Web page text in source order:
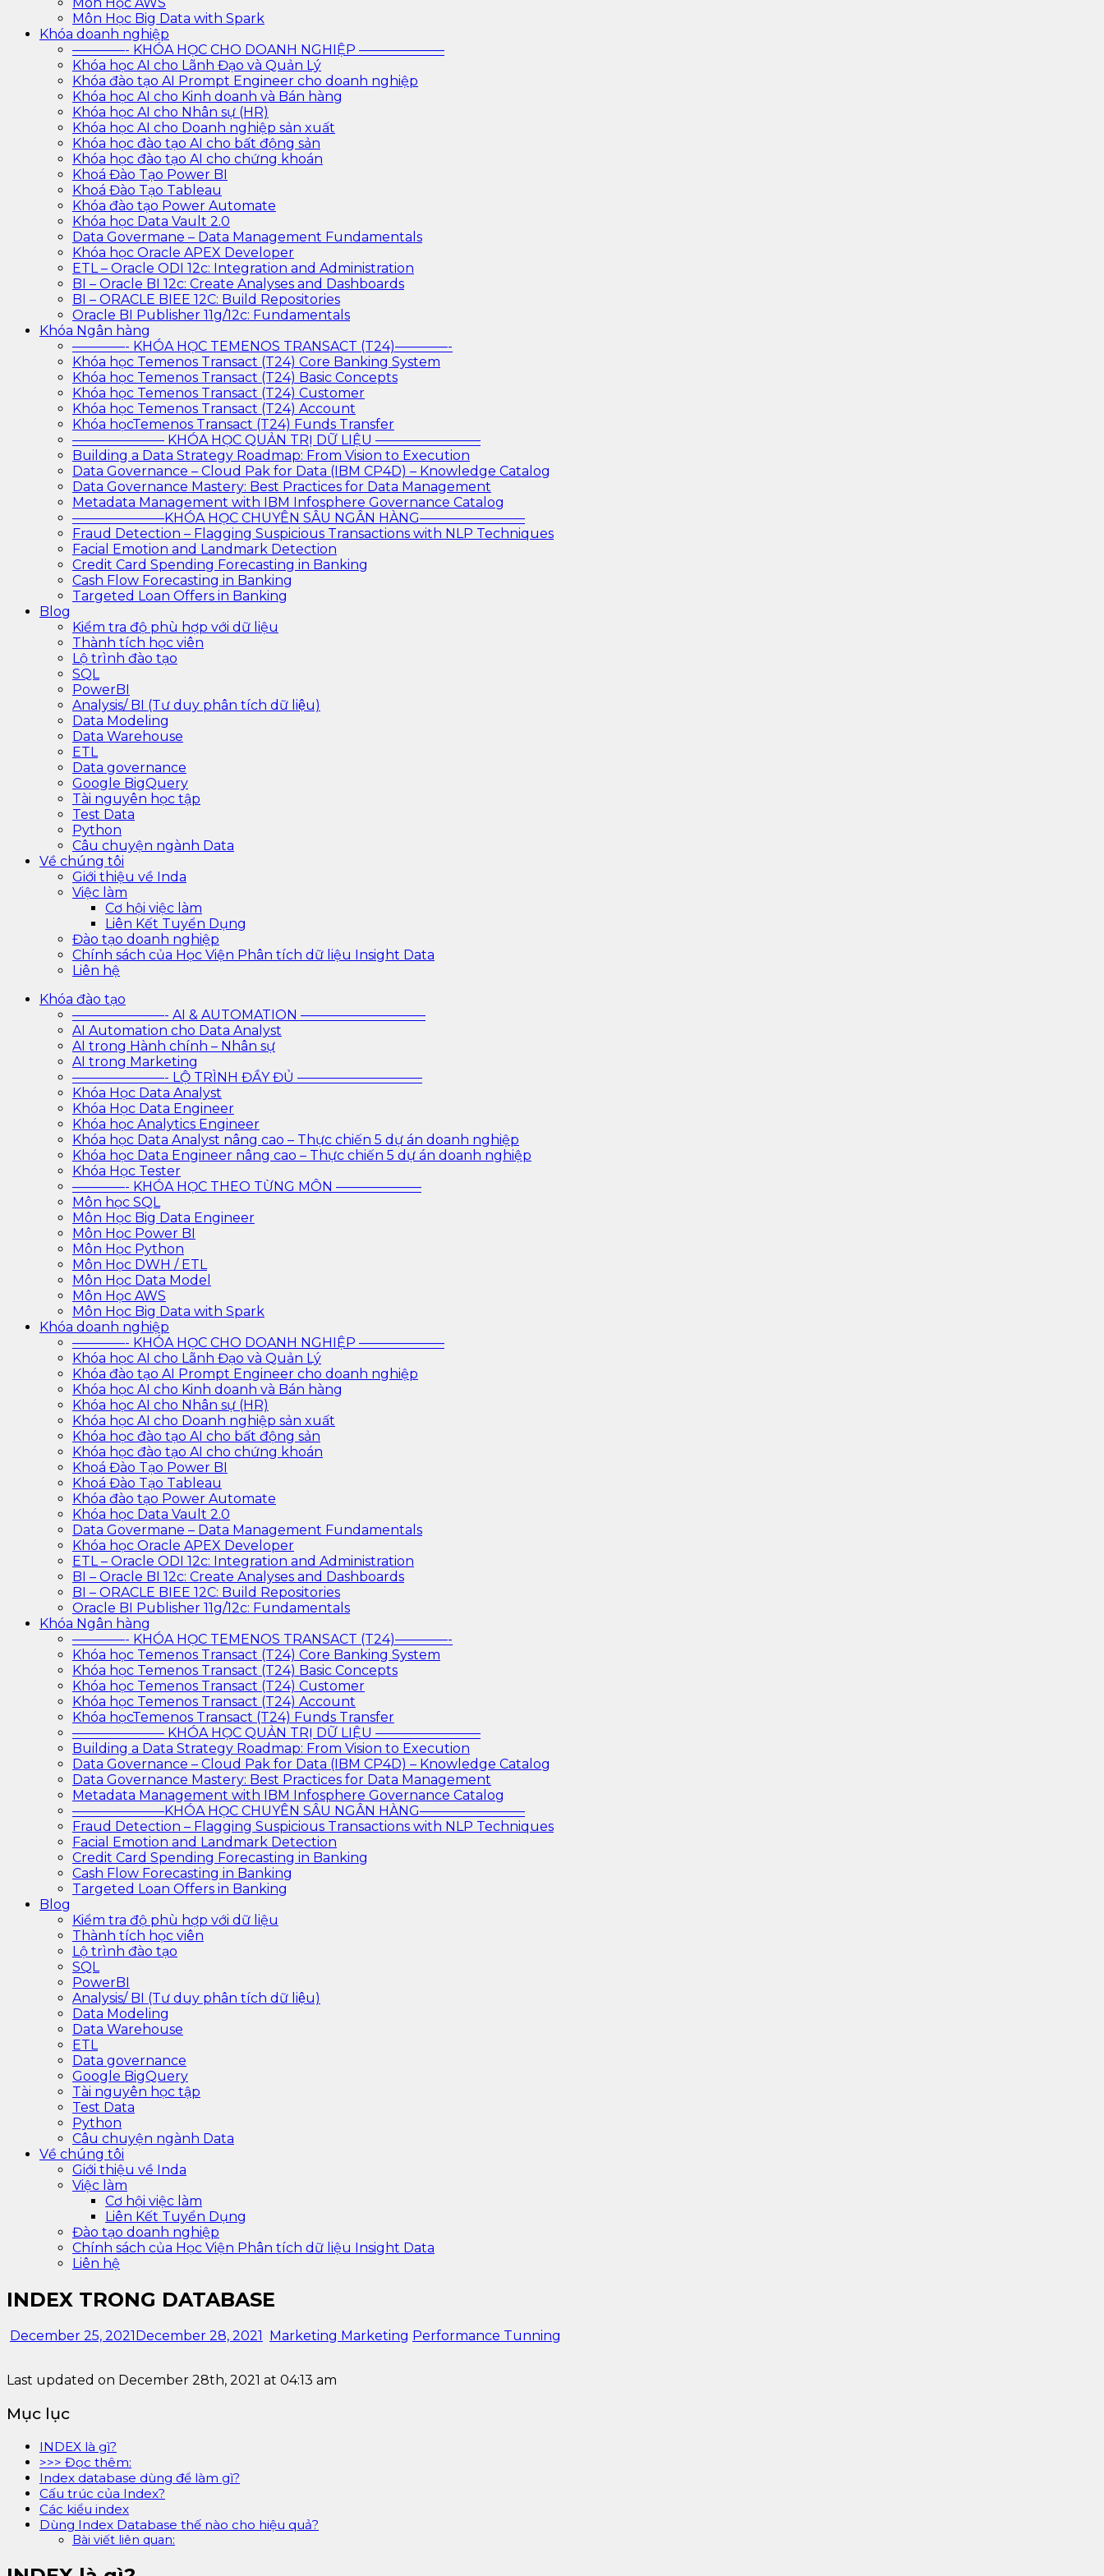
Môn Học Big Data with Spark
Khóa doanh nghiệp
————- KHÓA HỌC CHO DOANH NGHIỆP ——————–
Khóa học AI cho Lãnh Đạo và Quản Lý
Khóa đào tạo AI Prompt Engineer cho doanh nghiệp
Khóa học AI cho Kinh doanh và Bán hàng
Khóa học AI cho Nhân sự (HR)
Khóa học AI cho Doanh nghiệp sản xuất
Khóa học đào tạo AI cho bất động sản
Khóa học đào tạo AI cho chứng khoán
Khoá Đào Tạo Power BI
Khoá Đào Tạo Tableau
Khóa đào tạo Power Automate
Khóa học Data Vault 2.0
Data Govermane – Data Management Fundamentals
Khóa học Oracle APEX Developer
ETL – Oracle ODI 12c: Integration and Administration
BI – Oracle BI 12c: Create Analyses and Dashboards
BI – ORACLE BIEE 12C: Build Repositories
Oracle BI Publisher 11g/12c: Fundamentals
Khóa Ngân hàng
————- KHÓA HỌC TEMENOS TRANSACT (T24)————-
Khóa học Temenos Transact (T24) Core Banking System
Khóa học Temenos Transact (T24) Basic Concepts
Khóa học Temenos Transact (T24) Customer
Khóa học Temenos Transact (T24) Account
Khóa họcTemenos Transact (T24) Funds Transfer
——————— KHÓA HỌC QUẢN TRỊ DỮ LIỆU ————————
Building a Data Strategy Roadmap: From Vision to Execution
Data Governance – Cloud Pak for Data (IBM CP4D) – Knowledge Catalog
Data Governance Mastery: Best Practices for Data Management
Metadata Management with IBM Infosphere Governance Catalog
———————KHÓA HỌC CHUYÊN SÂU NGÂN HÀNG————————
Fraud Detection – Flagging Suspicious Transactions with NLP Techniques
Facial Emotion and Landmark Detection
Credit Card Spending Forecasting in Banking
Cash Flow Forecasting in Banking
Targeted Loan Offers in Banking
Blog
Kiểm tra độ phù hợp với dữ liệu
Thành tích học viên
Lộ trình đào tạo
SQL
PowerBI
Analysis/ BI (Tư duy phân tích dữ liệu)
Data Modeling
Data Warehouse
ETL
Data governance
Google BigQuery
Tài nguyên học tập
Test Data
Python
Câu chuyện ngành Data
Về chúng tôi
Giới thiệu về Inda
Việc làm
Cơ hội việc làm
Liên Kết Tuyển Dụng
Đào tạo doanh nghiệp
Chính sách của Học Viện Phân tích dữ liệu Insight Data
Liên hệ
Khóa đào tạo
———————- AI & AUTOMATION —————————–
AI Automation cho Data Analyst
AI trong Hành chính – Nhân sự
AI trong Marketing
———————- LỘ TRÌNH ĐẦY ĐỦ —————————–
Khóa Học Data Analyst
Khóa Học Data Engineer
Khóa học Analytics Engineer
Khóa học Data Analyst nâng cao – Thực chiến 5 dự án doanh nghiệp
Khóa học Data Engineer nâng cao – Thực chiến 5 dự án doanh nghiệp
Khóa Học Tester
————- KHÓA HỌC THEO TỪNG MÔN ——————–
Môn học SQL
Môn Học Big Data Engineer
Môn Học Power BI
Môn Học Python
Môn Học DWH / ETL
Môn Học Data Model
Môn Học AWS
Môn Học Big Data with Spark
Khóa doanh nghiệp
————- KHÓA HỌC CHO DOANH NGHIỆP ——————–
Khóa học AI cho Lãnh Đạo và Quản Lý
Khóa đào tạo AI Prompt Engineer cho doanh nghiệp
Khóa học AI cho Kinh doanh và Bán hàng
Khóa học AI cho Nhân sự (HR)
Khóa học AI cho Doanh nghiệp sản xuất
Khóa học đào tạo AI cho bất động sản
Khóa học đào tạo AI cho chứng khoán
Khoá Đào Tạo Power BI
Khoá Đào Tạo Tableau
Khóa đào tạo Power Automate
Khóa học Data Vault 2.0
Data Govermane – Data Management Fundamentals
Khóa học Oracle APEX Developer
ETL – Oracle ODI 12c: Integration and Administration
BI – Oracle BI 12c: Create Analyses and Dashboards
BI – ORACLE BIEE 12C: Build Repositories
Oracle BI Publisher 11g/12c: Fundamentals
Khóa Ngân hàng
————- KHÓA HỌC TEMENOS TRANSACT (T24)————-
Khóa học Temenos Transact (T24) Core Banking System
Khóa học Temenos Transact (T24) Basic Concepts
Khóa học Temenos Transact (T24) Customer
Khóa học Temenos Transact (T24) Account
Khóa họcTemenos Transact (T24) Funds Transfer
——————— KHÓA HỌC QUẢN TRỊ DỮ LIỆU ————————
Building a Data Strategy Roadmap: From Vision to Execution
Data Governance – Cloud Pak for Data (IBM CP4D) – Knowledge Catalog
Data Governance Mastery: Best Practices for Data Management
Metadata Management with IBM Infosphere Governance Catalog
———————KHÓA HỌC CHUYÊN SÂU NGÂN HÀNG————————
Fraud Detection – Flagging Suspicious Transactions with NLP Techniques
Facial Emotion and Landmark Detection
Credit Card Spending Forecasting in Banking
Cash Flow Forecasting in Banking
Targeted Loan Offers in Banking
Blog
Kiểm tra độ phù hợp với dữ liệu
Thành tích học viên
Lộ trình đào tạo
SQL
PowerBI
Analysis/ BI (Tư duy phân tích dữ liệu)
Data Modeling
Data Warehouse
ETL
Data governance
Google BigQuery
Tài nguyên học tập
Test Data
Python
Câu chuyện ngành Data
Về chúng tôi
Giới thiệu về Inda
Việc làm
Cơ hội việc làm
Liên Kết Tuyển Dụng
Đào tạo doanh nghiệp
Chính sách của Học Viện Phân tích dữ liệu Insight Data
Liên hệ
INDEX TRONG DATABASE
December 25, 2021December 28, 2021 Marketing Marketing Performance Tunning
Last updated on December 28th, 2021 at 04:13 am
Mục lục
INDEX là gì?
>>> Đọc thêm:
Index database dùng để làm gì?
Cấu trúc của Index?
Các kiểu index
Dùng Index Database thế nào cho hiệu quả?
Bài viết liên quan: